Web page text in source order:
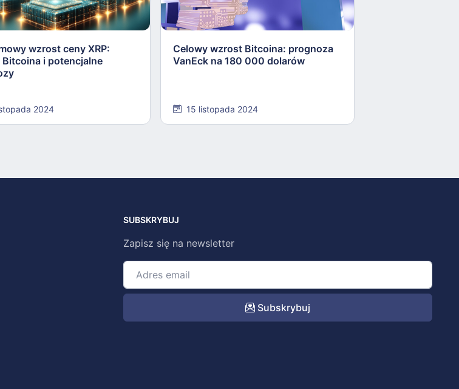
wzrost ceny XRP:
Bitcoina i potencjalne
2024
Celowy wzrost Bitcoina: prognoza
VanEck na 180 000 dolarów
15 listopada 2024
SUBSKRYBUJ
Zapisz się na newsletter
Subskrybuj